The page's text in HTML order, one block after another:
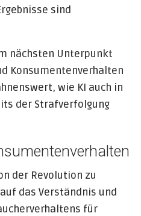
sind
nächsten Unterpunkt
Konsumentenverhalten
wie KI auch in
der Strafverfolgung
der Revolution zu
das Verständnis und
für